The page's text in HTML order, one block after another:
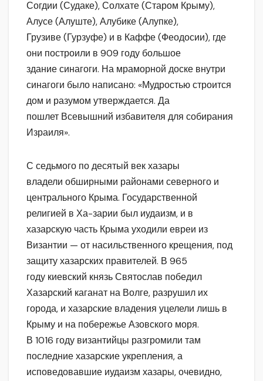
Согдии (Судаке), Солхате (Старом Крыму),
Алусе (Алуште), Алубике (Алупке),
Грузиве (Гурзуфе) и в Каффе (Феодосии), где
они построили в 909 году большое
здание синагоги. На мраморной доске внутри
синагоги было написано: «Мудростью строится
дом и разумом утверждается. Да
пошлет Всевышний избавителя для собирания
Израиля».
С седьмого по десятый век хазары
владели обширными районами северного и
центрального Крыма. Государственной
религией в Ха-зарии был иудаизм, и в
хазарскую часть Крыма уходили евреи из
Византии — от насильственного крещения, под
защиту хазарских правителей. В 965
году киевский князь Святослав победил
Хазарский каганат на Волге, разрушил их
города, и хазарские владения уцелели лишь в
Крыму и на побережье Азовского моря.
В 1016 году византийцы разгромили там
последние хазарские укрепления, а
исповедовавшие иудаизм хазары, очевидно,